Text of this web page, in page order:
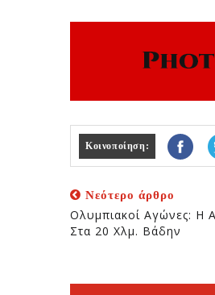
Κοινοποίηση:
Νεότερο άρθρο
Ολυμπιακοί Αγώνες: Η
Στα 20 Χλμ. Βάδην